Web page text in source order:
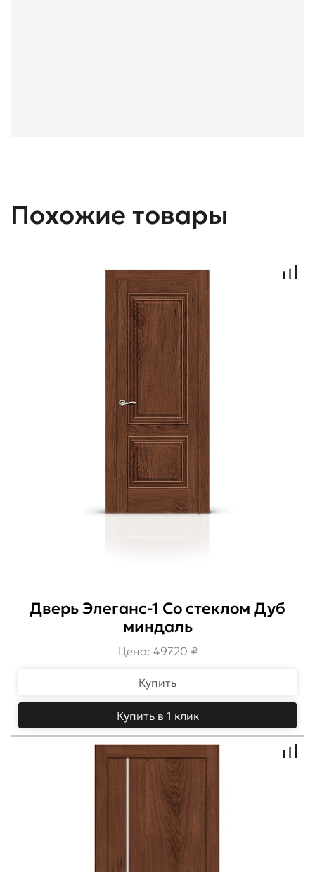
Похожие товары
Дверь Элеганс-1 Со стеклом Дуб
миндаль
Цена: 49720 ₽
Купить
Купить в 1 клик